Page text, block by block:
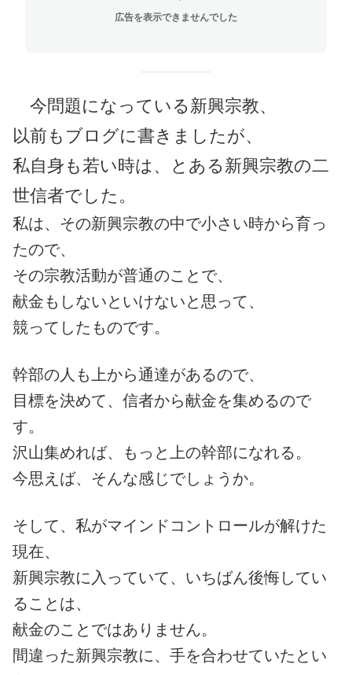
広告を表示できませんでした
今問題になっている新興宗教、
以前もブログに書きましたが、
私自身も若い時は、とある新興宗教の二
世信者でした。
私は、その新興宗教の中で小さい時から育っ
たので、
その宗教活動が普通のことで、
献金もしないといけないと思って、
競ってしたものです。
幹部の人も上から通達があるので、
目標を決めて、信者から献金を集めるので
す。
沢山集めれば、もっと上の幹部になれる。
今思えば、そんな感じでしょうか。
そして、私がマインドコントロールが解けた
現在、
新興宗教に入っていて、いちばん後悔してい
ることは、
献金のことではありません。
間違った新興宗教に、手を合わせていたとい